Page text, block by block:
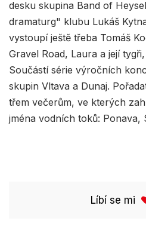
desku skupina Band of
dramaturg" klubu Lukáš
vystoupí ještě třeba Tomáš
Gravel Road, Laura a její
Součástí série výročních
skupin Vltava a Dunaj.
třem večerům, ve kterých
jména vodních toků: Ponava,
Líbí se mi